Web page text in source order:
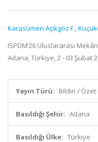
Karasümen Açıkgöz F.,
ISPDM’26 Uluslararası
Adana, Türkiye, 2 - 03 Şubat
Yayın Türü: Bildiri / Özet
Basıldığı Şehir: Adana
Basıldığı Ülke: Türkiye